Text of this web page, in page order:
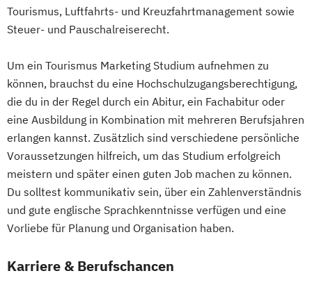
Tourismus, Luftfahrts- und Kreuzfahrtmanagement sowie
Steuer- und Pauschalreiserecht.
Um ein Tourismus Marketing Studium aufnehmen zu
können, brauchst du eine Hochschulzugangsberechtigung,
die du in der Regel durch ein Abitur, ein Fachabitur oder
eine Ausbildung in Kombination mit mehreren Berufsjahren
erlangen kannst. Zusätzlich sind verschiedene persönliche
Voraussetzungen hilfreich, um das Studium erfolgreich
meistern und später einen guten Job machen zu können.
Du solltest kommunikativ sein, über ein Zahlenverständnis
und gute englische Sprachkenntnisse verfügen und eine
Vorliebe für Planung und Organisation haben.
Karriere & Berufschancen